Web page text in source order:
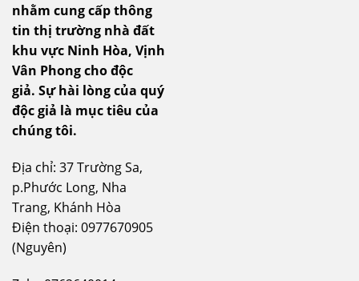
nhằm cung cấp thông
tin thị trường nhà đất
khu vực Ninh Hòa, Vịnh
Vân Phong cho độc
giả. Sự hài lòng của quý
độc giả là mục tiêu của
chúng tôi.
Địa chỉ: 37 Trường Sa,
p.Phước Long, Nha
Trang, Khánh Hòa
Điện thoại: 0977670905
(Nguyên)